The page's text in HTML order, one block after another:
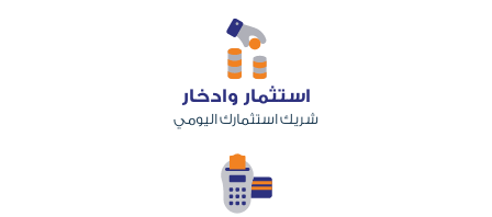
استثمار وادخار
شريك استثمارك اليومي